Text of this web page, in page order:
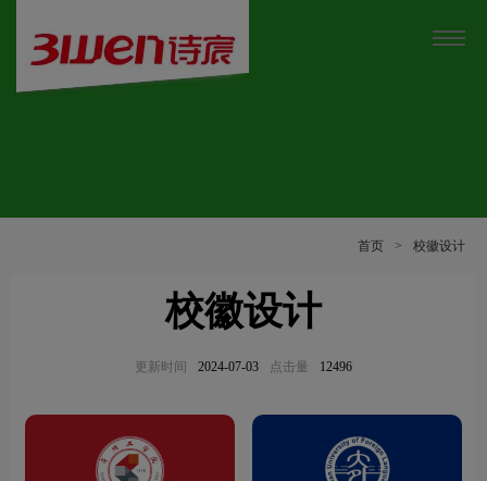
首页 > 校徽设计
校徽设计
更新时间 2024-07-03 点击量 12496